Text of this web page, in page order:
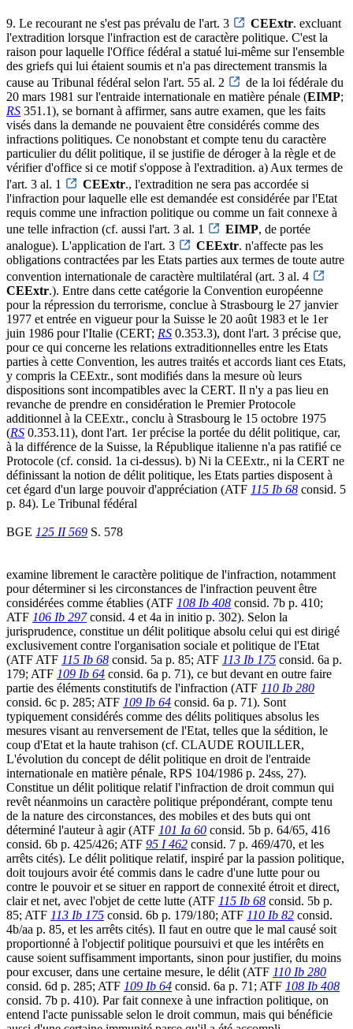
9. Le recourant ne s'est pas prévalu de l'art. 3 CEExtr. excluant
l'extradition lorsque l'infraction est de caractère politique. C'est la
raison pour laquelle l'Office fédéral a statué lui-même sur l'ensemble
des griefs qui lui étaient soumis et n'a pas directement transmis la
cause au Tribunal fédéral selon l'art. 55 al. 2
de la loi fédérale du
20 mars 1981 sur l'entraide internationale en matière pénale (EIMP;
RS 351.1), se bornant à affirmer, sans autre examen, que les faits
visés dans la demande ne pouvaient être considérés comme des
infractions politiques. Ce nonobstant et compte tenu du caractère
particulier du délit politique, il se justifie de déroger à la règle et de
vérifier d'office si ce motif s'oppose à l'extradition. a) Aux termes de
l'art. 3 al. 1
CEExtr., l'extradition ne sera pas accordée si
l'infraction pour laquelle elle est demandée est considérée par l'Etat
requis comme une infraction politique ou comme un fait connexe à
une telle infraction (cf. aussi l'art. 3 al. 1
EIMP, de portée
analogue). L'application de l'art. 3
CEExtr. n'affecte pas les
obligations contractées par les Etats parties aux termes de toute autre
convention internationale de caractère multilatéral (art. 3 al. 4
CEExtr.). Entre dans cette catégorie la Convention européenne
pour la répression du terrorisme, conclue à Strasbourg le 27 janvier
1977 et entrée en vigueur pour la Suisse le 20 août 1983 et le 1er
juin 1986 pour l'Italie (CERT; RS 0.353.3), dont l'art. 3 précise que,
pour ce qui concerne les relations extraditionnelles entre les Etats
parties à cette Convention, les autres traités et accords liant ces Etats,
y compris la CEExtr., sont modifiés dans la mesure où leurs
dispositions sont incompatibles avec la CERT. Il n'y a pas lieu en
revanche de prendre en considération le Premier Protocole
additionnel à la CEExtr., conclu à Strasbourg le 15 octobre 1975
(RS 0.353.11), dont l'art. 1er précise la portée du délit politique, car,
à la différence de la Suisse, la République italienne n'a pas ratifié ce
Protocole (cf. consid. 1a ci-dessus). b) Ni la CEExtr., ni la CERT ne
définissant la notion de délit politique, les Etats parties disposent à
cet égard d'un large pouvoir d'appréciation (ATF 115 Ib 68 consid. 5
p. 84). Le Tribunal fédéral
BGE 125 II 569 S. 578
examine librement le caractère politique de l'infraction, notamment
pour déterminer si les circonstances de l'infraction peuvent être
considérées comme établies (ATF 108 Ib 408 consid. 7b p. 410;
ATF 106 Ib 297consid. 4 et 4a in initio p. 302). Selon la
jurisprudence, constitue un délit politique absolu celui qui est dirigé
exclusivement contre l'organisation sociale et politique de l'Etat
(ATF ATF 115 Ib 68 consid. 5a p. 85; ATF 113 Ib 175 consid. 6a p.
179; ATF 109 Ib 64 consid. 6a p. 71), ce but devant en outre faire
partie des éléments constitutifs de l'infraction (ATF 110 Ib 280
consid. 6c p. 285; ATF 109 Ib 64 consid. 6a p. 71). Sont
typiquement considérés comme des délits politiques absolus les
mesures visant au renversement de l'Etat, telles que la sédition, le
coup d'Etat et la haute trahison (cf. CLAUDE ROUILLER,
L'évolution du concept de délit politique en droit de l'entraide
internationale en matière pénale, RPS 104/1986 p. 24ss, 27).
Constitue un délit politique relatif l'infraction de droit commun qui
revêt néanmoins un caractère politique prépondérant, compte tenu
de la nature des circonstances, des mobiles et des buts qui ont
déterminé l'auteur à agir (ATF 101 Ia 60 consid. 5b p. 64/65, 416
consid. 6b p. 425/426; ATF 95 I 462 consid. 7 p. 469/470, et les
arrêts cités). Le délit politique relatif, inspiré par la passion politique,
doit toujours avoir été commis dans le cadre d'une lutte pour ou
contre le pouvoir et se situer en rapport de connexité étroit et direct,
clair et net, avec l'objet de cette lutte (ATF 115 Ib 68 consid. 5b p.
85; ATF 113 Ib 175 consid. 6b p. 179/180; ATF 110 Ib 82 consid.
4b/aa p. 85, et les arrêts cités). Il faut en outre que le mal causé soit
proportionné à l'objectif politique poursuivi et que les intérêts en
cause soient suffisamment importants, sinon pour justifier, du moins
pour excuser, dans une certaine mesure, le délit (ATF 110 Ib 280
consid. 6d p. 285; ATF 109 Ib 64 consid. 6a p. 71; ATF 108 Ib 408
consid. 7b p. 410). Par fait connexe à une infraction politique, on
entend l'acte punissable selon le droit commun, mais qui bénéficie